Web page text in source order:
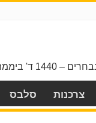
ד' ביממה.
צרכנות סלבס